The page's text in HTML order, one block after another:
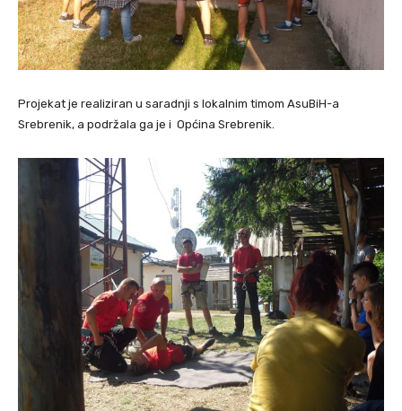
Projekat je realiziran u saradnji s lokalnim timom AsuBiH-a
Srebrenik, a podržala ga je i Općina Srebrenik.